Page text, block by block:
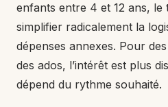
enfants entre 4 et 12 ans,
simplifier radicalement la
dépenses annexes. Pour
des ados, l’intérêt est plus
dépend du rythme souhaité.